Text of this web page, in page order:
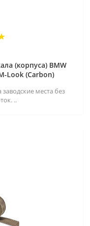
(корпуса) BMW
Look (Carbon)
места без
..